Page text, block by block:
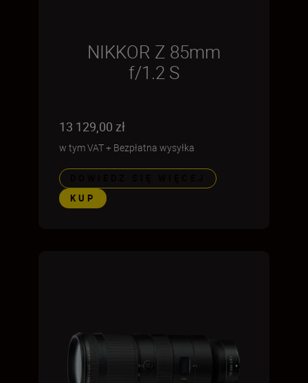
NIKKOR Z 85mm
f/1.2 S
13 129,00 zł
w tym VAT+ Bezpłatna wysyłka
KUP